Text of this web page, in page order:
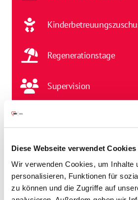
Diese Webseite verwendet Cookies
Wir verwenden Cookies, um Inhalte
personalisieren, Funktionen für
zu können und die Zugriffe auf
Regenerationstage
Supervision
Psychologin*Psychologe
Einrichtungen des Gesundheitswesens
Arbeitgeber